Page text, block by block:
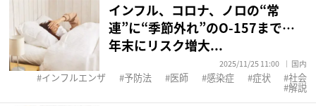
インフル、コロナ、ノロの“常
連”に“季節外れ”のO-157まで…
年末にリスク増大...
2025/11/25 11:00 国内
インフルエンザ 予防法 医師 感染症 症状 社会
解説